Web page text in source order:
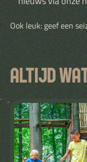
Ook leuk: geef een
ALTIJD